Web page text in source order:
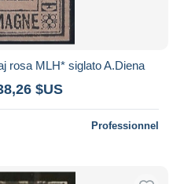
rosa MLH* siglato A.Diena
$US
Professionnel